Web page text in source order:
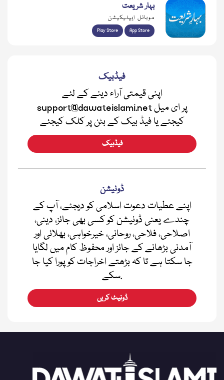
بہار شریعت
موبائل ایپلیکیشن
Play Store App Store
فیڈبیک
اپنی قیمتی آراء دینے کے لئے
support@dawateislami.net پر ای میل
کیجئے یا فیڈ بیک کے بٹن پر کلک کیجئے
فیڈبیک
ڈونیشن
اپنے عطیات دعوت اسلامی کو دیجئے، آپ کے
چندے یعنی ڈونیشن کو کسی بھی جائز، دینی،
اصلاحی، فلاحی، روحانی، خیرخواہی، بھلائی اور
آمدنی بڑھانے کے جائز اور محفوظ کام میں لگایا
جا سکتا ہے تا کہ بڑھتے اخراجات کو پورا کیا جا
سکے.
ڈونیٹ کریں